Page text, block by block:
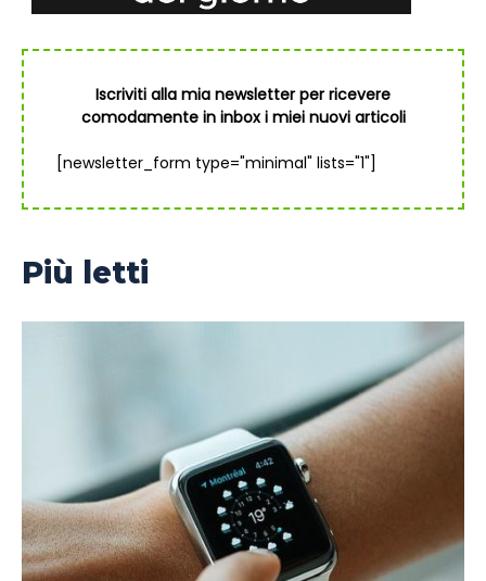
Iscriviti alla mia newsletter per ricevere
comodamente in inbox i miei nuovi articoli
[newsletter_form type="minimal" lists="1"]
Più letti